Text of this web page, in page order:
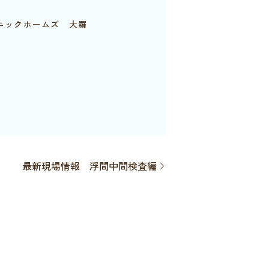
ックホームズ 大羅
最新現場情報 浮間中間検査編